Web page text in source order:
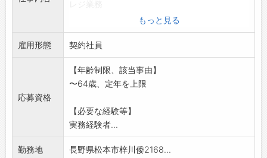
売場作成
企画準備(チラシ等POP・PCの貼付)
在庫管理
使用期限管理
行政への対応
変更範囲:変更無し
もっと見る
雇用形態 契約社員
応募資格
【年齢制限、該当事由】
〜64歳、定年を上限
【必要な経験等】
実務経験者...
勤務地 長野県松本市梓川倭2168...